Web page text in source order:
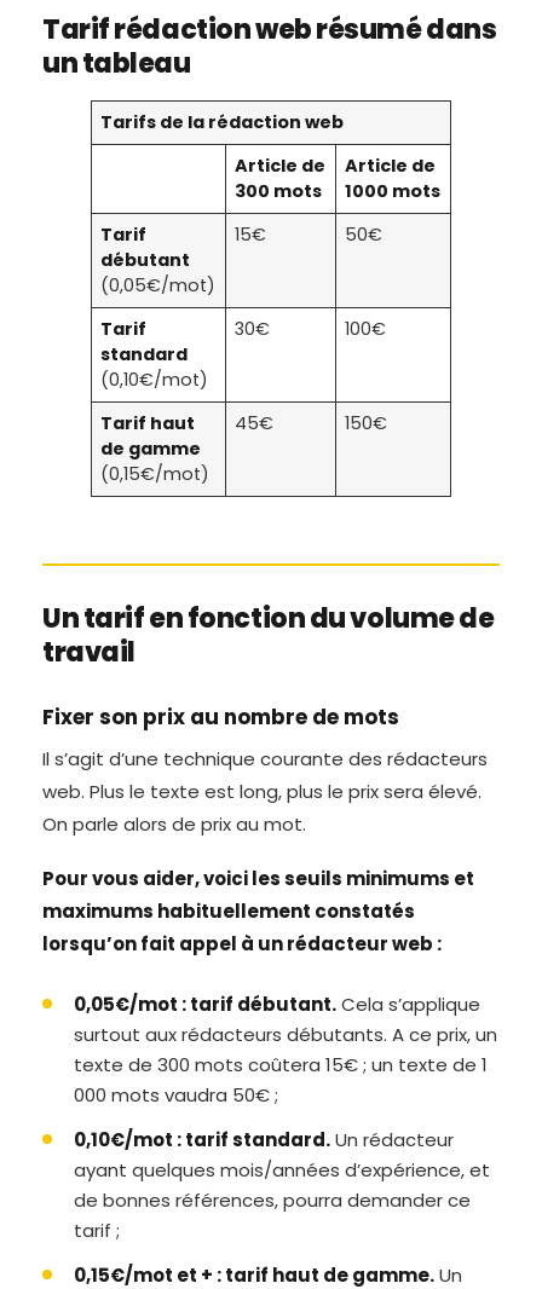
Tarif rédaction web résumé dans
un tableau
Tarifs de la rédaction web
Article de
300 mots
Article de
1000 mots
Tarif
débutant
(0,05€/mot)
15€ 50€
Tarif
standard
(0,10€/mot)
30€ 100€
Tarif haut
de gamme
(0,15€/mot)
45€ 150€
Un tarif en fonction du volume de
travail
Fixer son prix au nombre de mots
Il s’agit d’une technique courante des rédacteurs
web. Plus le texte est long, plus le prix sera élevé.
On parle alors de prix au mot.
Pour vous aider, voici les seuils minimums et
maximums habituellement constatés
lorsqu’on fait appel à un rédacteur web :
0,05€/mot : tarif débutant.Cela s’applique
surtout aux rédacteurs débutants. A ce prix, un
texte de 300 mots coûtera 15€ ; un texte de 1
000 mots vaudra 50€ ;
0,10€/mot : tarif standard.Un rédacteur
ayant quelques mois/années d’expérience, et
de bonnes références, pourra demander ce
tarif ;
0,15€/mot et + : tarif haut de gamme.Un